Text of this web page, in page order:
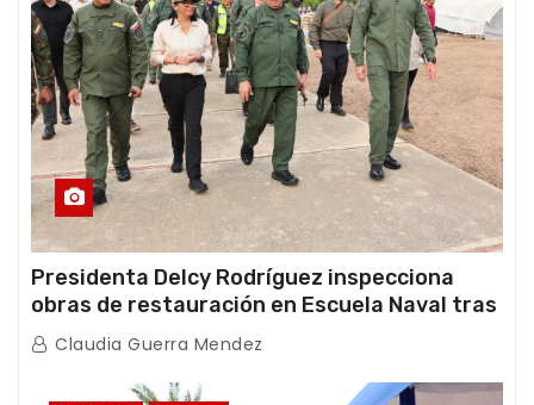
Presidenta Delcy Rodríguez inspecciona
obras de restauración en Escuela Naval tras
afectaciones sísmicas en La Guaira
Claudia Guerra Mendez